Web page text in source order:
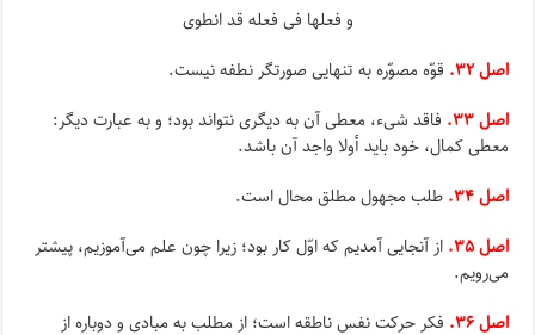
و فعلها فی فعله قد انطوى
اصل ۳۲.
قوّه مصوّره به تنهایى صورتگر نطفه نیست.
اصل ۳۳.
فاقد شى‌ء، معطى آن به دیگرى نتواند بود؛ و به عبارت دیگر:
معطى کمال، خود باید أولا واجد آن باشد.
اصل ۳۴.
طلب مجهول مطلق محال است.
اصل ۳۵.
از آنجایى آمدیم که اوّل کار بود؛ زیرا چون علم مى‌آموزیم، پیشتر
مى‌رویم.
اصل ۳۶.
فکر حرکت نفس ناطقه است؛ از مطلب به مبادى و دوباره از